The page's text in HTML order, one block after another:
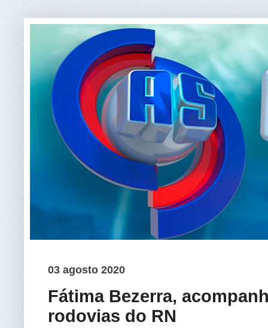
03 agosto 2020
Fátima Bezerra,
rodovias do RN